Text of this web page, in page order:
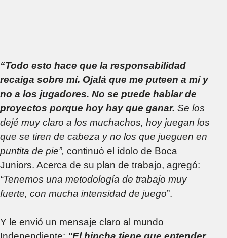
“Todo esto hace que la responsabilidad
recaiga sobre mí. Ojalá que me puteen a mí y
no a los jugadores. No se puede hablar de
proyectos porque hoy hay que ganar. Se los
dejé muy claro a los muchachos, hoy juegan los
que se tiren de cabeza y no los que jueguen en
puntita de pie”, continuó el ídolo de Boca
Juniors. Acerca de su plan de trabajo, agregó:
“Tenemos una metodología de trabajo muy
fuerte, con mucha intensidad de juego”.
Y le envió un mensaje claro al mundo